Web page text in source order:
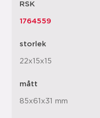
RSK
1764559
storlek
22x15x15
mått
85x61x31 mm